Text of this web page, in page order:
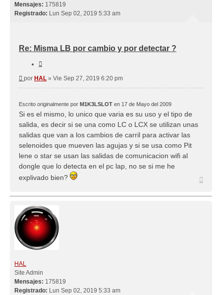
Mensajes: 175819
Registrado: Lun Sep 02, 2019 5:33 am
Re: Misma LB por cambio y por detectar ?
Mensaje
por HAL » Vie Sep 27, 2019 6:20 pm
Escrito originalmente por M1K3LSLOT en 17 de Mayo del 2009
Si es el mismo, lo unico que varia es su uso y el tipo de
salida, es decir si se una como LC o LCX se utilizan unas
salidas que van a los cambios de carril para activar las
selenoides que mueven las agujas y si se usa como Pit
lene o star se usan las salidas de comunicacion wifi al
dongle que lo detecta en el pc lap, no se si me he
explivado bien?
HAL
Site Admin
Mensajes: 175819
Registrado: Lun Sep 02, 2019 5:33 am